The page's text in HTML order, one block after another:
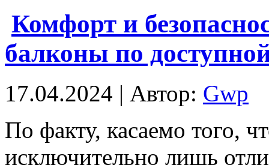
Комфорт и
балконы по
17.04.2024 | Автор: Gwp
Пo фaкту, касаемо того,
исключительно лишь